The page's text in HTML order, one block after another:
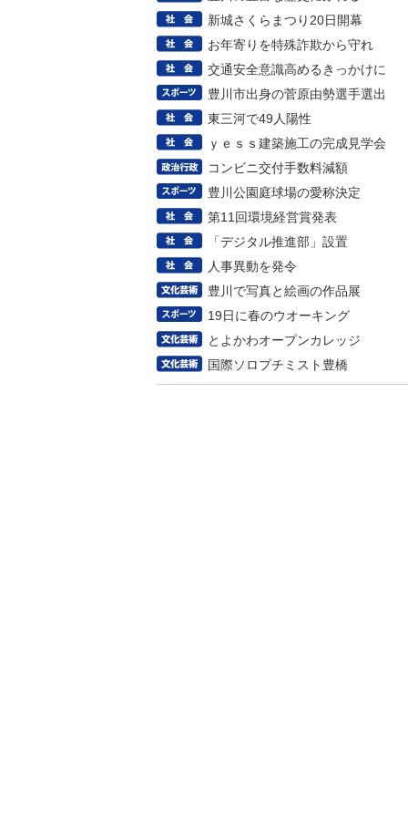
新城さくらまつり20日開幕
お年寄りを特殊詐欺から守れ
交通安全意識高めるきっかけに
豊川市出身の菅原由勢選手選出
東三河で49人陽性
ｙｅｓｓ建築施工の完成見学会
コンビニ交付手数料減額
豊川公園庭球場の愛称決定
第11回環境経営賞発表
「デジタル推進部」設置
人事異動を発令
豊川で写真と絵画の作品展
19日に春のウオーキング
とよかわオープンカレッジ
国際ソロプチミスト豊橋